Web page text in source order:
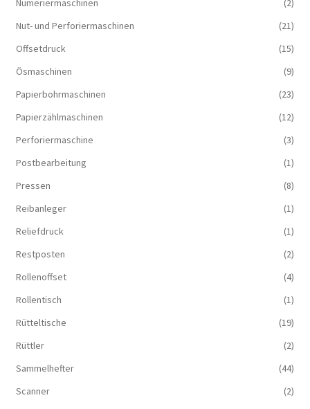
Numeriermaschinen
(2)
Nut- und Perforiermaschinen
(21)
Offsetdruck
(15)
Ösmaschinen
(9)
Papierbohrmaschinen
(23)
Papierzählmaschinen
(12)
Perforiermaschine
(3)
Postbearbeitung
(1)
Pressen
(8)
Reibanleger
(1)
Reliefdruck
(1)
Restposten
(2)
Rollenoffset
(4)
Rollentisch
(1)
Rütteltische
(19)
Rüttler
(2)
Sammelhefter
(44)
Scanner
(2)